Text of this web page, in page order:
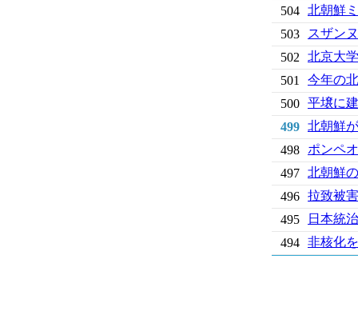
504
北朝鮮
503
スザン
502
北京大
501
今年の
500
平壌に
499
北朝鮮
498
ポンペ
497
北朝鮮
496
拉致被
495
日本統
494
非核化